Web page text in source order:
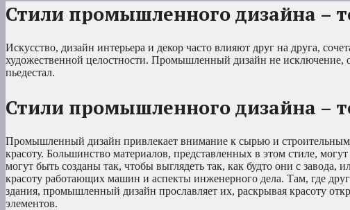
Стили промышленного дизайна –
Искусство, дизайн интерьера и декор часто влияют друг на друга,
художественной целостности. Промышленный дизайн не исключение,
пьедестал.
Стили промышленного дизайна –
Промышленный дизайн привлекает внимание к сырью и
красоту. Большинство материалов, представленных в этом стиле,
могут быть созданы так, чтобы выглядеть так, как будто они с
красоту работающих машин и аспекты инженерного дела. Там, где
здания, промышленный дизайн прославляет их, раскрывая красоту
элементов.